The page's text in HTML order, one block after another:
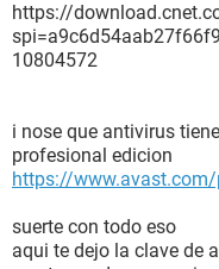
https://
10804572
i nose que antivirus
profesional edicion
https://
suerte con todo eso
aqui te dejo la clave de